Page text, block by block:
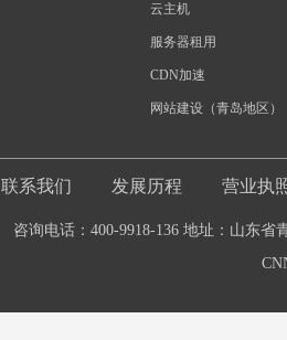
云主机
服务器租用
CDN加速
网站建设（青岛地区）
联系我们 发展历程 营业执
咨询电话：400-9918-136 地址：山东省